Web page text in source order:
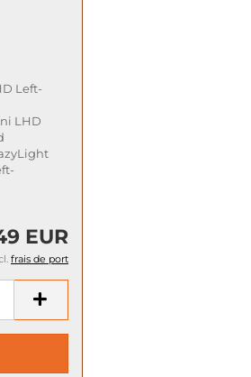
Left-
LHD
EUR
frais de port